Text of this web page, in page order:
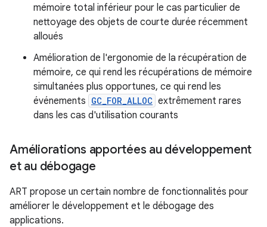
mémoire total inférieur pour le cas particulier de
nettoyage des objets de courte durée récemment
alloués
Amélioration de l'ergonomie de la récupération de
mémoire, ce qui rend les récupérations de mémoire
simultanées plus opportunes, ce qui rend les
événements GC_FOR_ALLOC extrêmement rares
dans les cas d'utilisation courants
Améliorations apportées au développement
et au débogage
ART propose un certain nombre de fonctionnalités pour
améliorer le développement et le débogage des
applications.